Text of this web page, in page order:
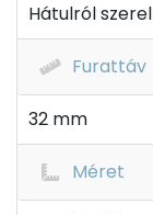
Hátulról
Furattáv
32 mm
Méret